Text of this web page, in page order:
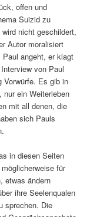
offen und
Suizid zu
nicht geschildert,
Autor moralisiert
angeht, er klagt
von Paul
Vorwürfe. Es gib in
ein Weiterleben
mit all denen, die
sich Pauls
in diesen Seiten
für
etwas ändern
ihre Seelenqualen
sprechen. Die